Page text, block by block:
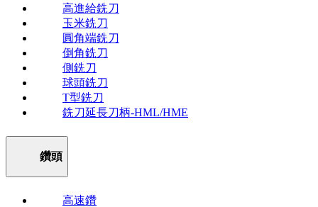
高進給銑刀
玉米銑刀
圓角端銑刀
倒角銑刀
側銑刀
球頭銑刀
T型銑刀
銑刀延長刀柄-HML/HME
鑽頭
高速鑽